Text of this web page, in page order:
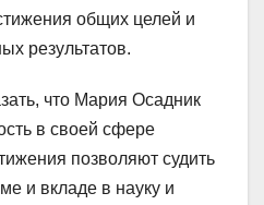
общих целей и
результатов.
что Мария Осадник
в своей сфере
позволяют судить
и вкладе в науку и